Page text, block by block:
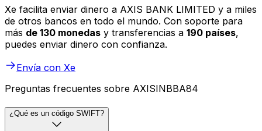
Xe facilita enviar dinero a AXIS BANK LIMITED y a miles
de otros bancos en todo el mundo. Con soporte para
más de 130 monedas y transferencias a 190 países,
puedes enviar dinero con confianza.
Envía con Xe
Preguntas frecuentes sobre AXISINBBA84
¿Qué es un código SWIFT?